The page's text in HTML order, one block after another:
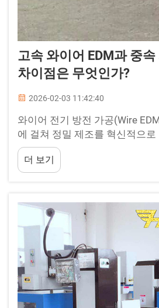
고속 와이어 EDM과 중속
차이점은 무엇인가?
2026-02-03 11:42:40
와이어 전기 방전 가공(Wire
에 걸쳐 정밀 제조를 혁신적으로
업체가 뛰어난 정확도로 복잡한
도록 해준다. 현재 시장에서 사
형의 와이어 EDM 시스템 중에서
비량, 그리고 복잡한 형상 처리
다른 특성을 보인다.
더 보기